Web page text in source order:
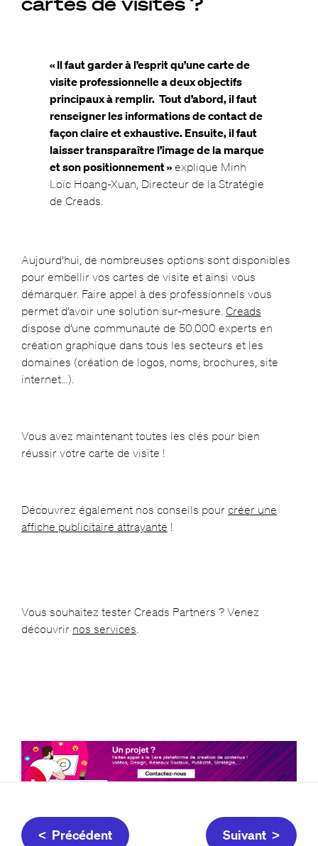
« Il faut garder à l’esprit qu’une carte de
visite professionnelle a deux objectifs
principaux à remplir. Tout d’abord, il faut
renseigner les informations de contact de
façon claire et exhaustive. Ensuite, il faut
laisser transparaître l’image de la marque
et son positionnement »explique Minh
Loïc Hoang-Xuan, Directeur de la Stratégie
de Creads.
Aujourd’hui, de nombreuses options sont disponibles
pour embellir vos cartes de visite et ainsi vous
démarquer. Faire appel à des professionnels vous
permet d’avoir une solution sur-mesure. Creads
dispose d’une communauté de 50.000 experts en
création graphique dans tous les secteurs et les
domaines (création de logos, noms, brochures, site
internet…).
Vous avez maintenant toutes les clés pour bien
réussir votre carte de visite !
Découvrez également nos conseils pour créer une
affiche publicitaire attrayante !
Vous souhaitez tester Creads Partners ? Venez
découvrir nos services.
< Précédent Suivant >